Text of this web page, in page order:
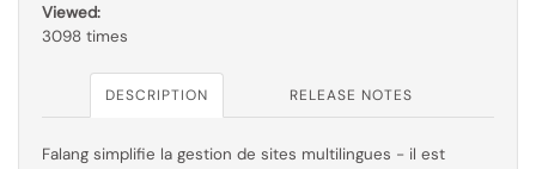
Viewed:
3098 times
DESCRIPTION RELEASE NOTES
Falang simplifie la gestion de sites multilingues - il est